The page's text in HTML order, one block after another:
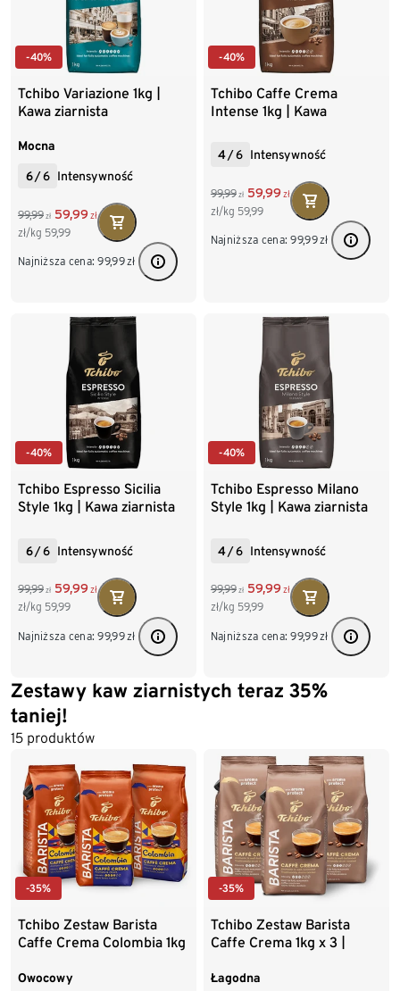
-40%
Tchibo Variazione 1kg |
Kawa ziarnista
Mocna
6/6 Intensywność
99,99 zł 59,99 zł
zł/kg 59,99
Najniższa cena: 99,99zł
-40%
Tchibo Caffe Crema
Intense 1kg | Kawa
4/6 Intensywność
99,99 zł 59,99 zł
zł/kg 59,99
Najniższa cena: 99,99zł
-40%
Tchibo Espresso Sicilia
Style 1kg | Kawa ziarnista
6 /6 Intensywność
99,99 zł 59,99 zł
zł/kg 59,99
Najniższa cena: 99,99 zł
-40%
Tchibo Espresso Milano
Style 1kg | Kawa ziarnista
4/6 Intensywność
99,99 zł 59,99 zł
zł/kg 59,99
Najniższa cena: 99,99 zł
Zestawy kaw ziarnistych teraz 35%
taniej!
15 produktów
-35%
Tchibo Zestaw Barista
Caffe Crema Colombia 1kg
Owocowy
-35%
Tchibo Zestaw Barista
Caffe Crema 1kg x 3 |
Łagodna